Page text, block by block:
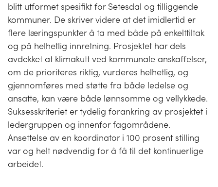
blitt utformet spesifikt for Setesdal og tilliggende
kommuner. De skriver videre at det imidlertid er
flere læringspunkter å ta med både på enkelttiltak
og på helhetlig innretning. Prosjektet har dels
avdekket at klimakutt ved kommunale anskaffelser,
om de prioriteres riktig, vurderes helhetlig, og
gjennomføres med støtte fra både ledelse og
ansatte, kan være både lønnsomme og vellykkede.
Suksesskriteriet er tydelig forankring av prosjektet i
ledergruppen og innenfor fagområdene.
Ansettelse av en koordinator i 100 prosent stilling
var og helt nødvendig for å få til det kontinuerlige
arbeidet.